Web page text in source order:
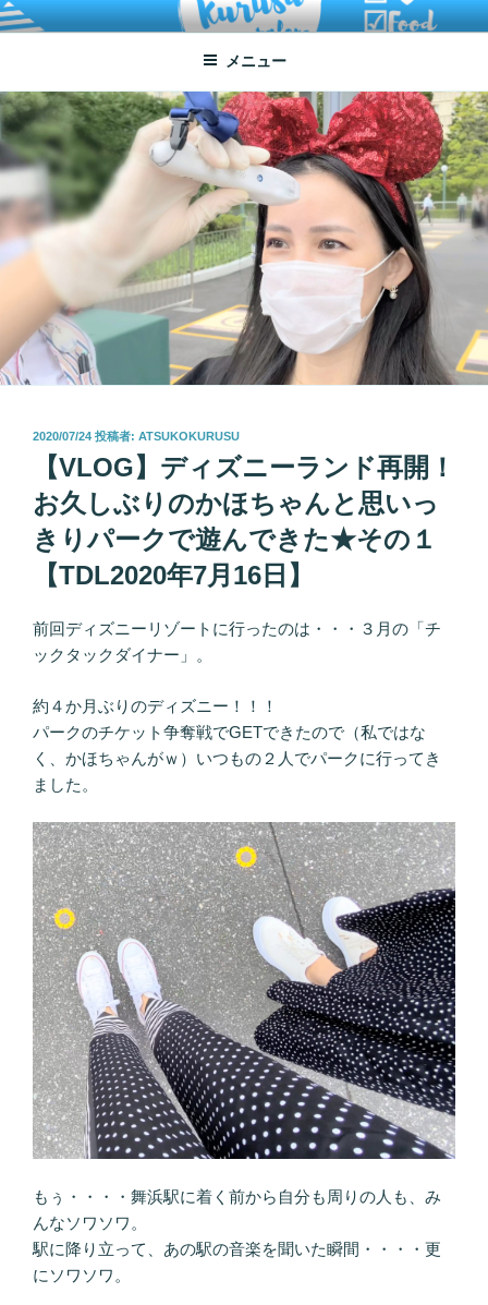
コ
ン
ン
ツ
へ
ス
キ
ッ
プ
ATSUKO KURUSU SALONE
written by Atsuko Kurusu
メニュー
投
2020/07/24 投稿者: ATSUKOKURUSU
【VLOG】ディズニーランド再開！
お久しぶりのかほちゃんと思いっ
きりパークで遊んできた★その１
【TDL2020年7月16日】
前回ディズニーリゾートに行ったのは・・・３月の「チ
ックタックダイナー」。
約４か月ぶりのディズニー！！！
パークのチケット争奪戦でGETできたので（私ではな
く、かほちゃんがｗ）いつもの２人でパークに行ってき
ました。
もぅ・・・・舞浜駅に着く前から自分も周りの人も、み
んなソワソワ。
駅に降り立って、あの駅の音楽を聞いた瞬間・・・・更
にソワソワ。